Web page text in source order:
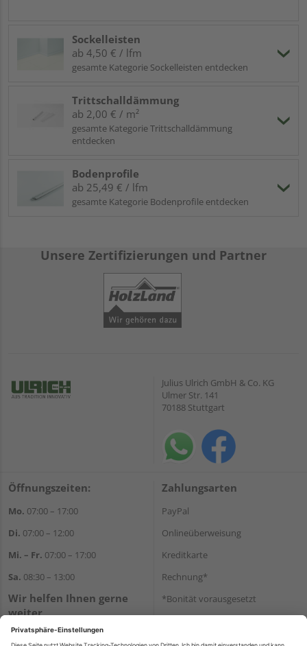
Sockelleisten
ab 4,50 € / lfm
gesamte Kategorie Sockelleisten entdecken
Trittschalldämmung
ab 2,00 € / m²
gesamte Kategorie Trittschalldämmung
entdecken
Bodenprofile
ab 25,49 € / lfm
gesamte Kategorie Bodenprofile entdecken
Unsere Zertifizierungen und Partner
Julius Ulrich GmbH & Co. KG
Ulmer Str. 141
70188 Stuttgart
Öffnungszeiten:
Mo. 07:00 – 17:00
Di. 07:00 – 12:00
Mi. – Fr. 07:00 – 17:00
Sa. 08:30 – 13:00
Wir helfen Ihnen gerne
weiter
Tel.:+49 711 168520
Zahlungsarten
PayPal
Onlineüberweisung
Kreditkarte
Rechnung*
*Bonität vorausgesetzt